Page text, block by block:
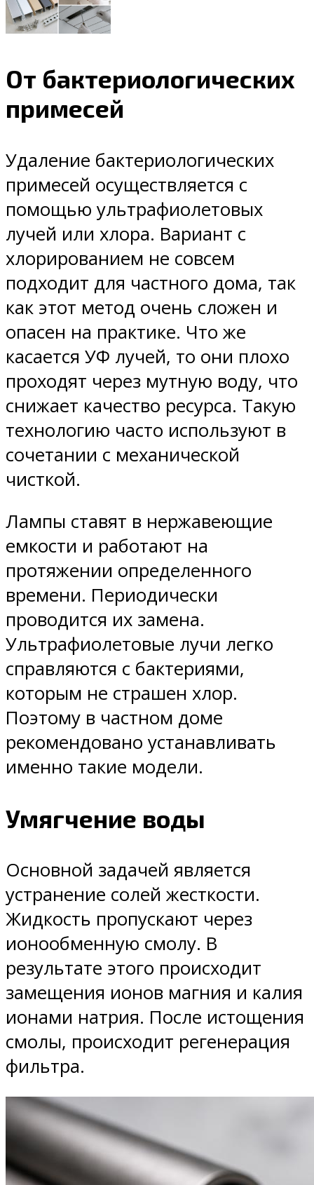
От бактериологических
примесей
Удаление бактериологических
примесей осуществляется с
помощью ультрафиолетовых
лучей или хлора. Вариант с
хлорированием не совсем
подходит для частного дома, так
как этот метод очень сложен и
опасен на практике. Что же
касается УФ лучей, то они плохо
проходят через мутную воду, что
снижает качество ресурса. Такую
технологию часто используют в
сочетании с механической
чисткой.
Лампы ставят в нержавеющие
емкости и работают на
протяжении определенного
времени. Периодически
проводится их замена.
Ультрафиолетовые лучи легко
справляются с бактериями,
которым не страшен хлор.
Поэтому в частном доме
рекомендовано устанавливать
именно такие модели.
Умягчение воды
Основной задачей является
устранение солей жесткости.
Жидкость пропускают через
ионообменную смолу. В
результате этого происходит
замещения ионов магния и калия
ионами натрия. После истощения
смолы, происходит регенерация
фильтра.